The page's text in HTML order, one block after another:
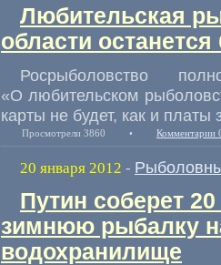
Любительская
области
Росрыболовство
«О любительском
карты не будет, как и платы
Просмотрели 3860 • Комментарии
20 января 2012 -
Путин соберет
зимнюю рыбалку
водохранилище